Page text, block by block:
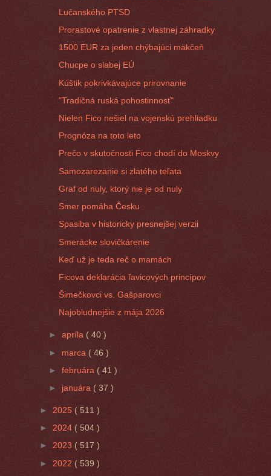
Lučanského PTSD
Prorastové opatrenie z vlastnej záhradky
1500 EUR za jeden chýbajúci mäkčeň
Chucpe o slabej EÚ
Kúštik pokrivkávajúce prirovnanie
"Tradičná ruská pohostinnosť"
Nielen Fico nešiel na vojenskú prehliadku
Prognóza na toto leto
Prečo v skutočnosti Fico chodí do Moskvy
Samozarezanie si zlatého teľata
Graf od nuly, ktorý nie je od nuly
Smer pomáha Česku
Spasiba v historicky presnejšej verzii
Smerácke slovičkárenie
Keď už je teda reč o mamách
Ficova deklarácia ľavicových princípov
Šimečkovci vs. Gašparovci
Najobludnejšie z mája 2026
►apríla( 40 )
► marca ( 46 )
►februára ( 41 )
► januára ( 37 )
► 2025 ( 511 )
► 2024 ( 504 )
► 2023 ( 517 )
► 2022 ( 539 )